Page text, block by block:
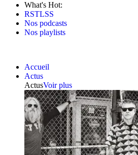
What's Hot:
RSTLSS
Nos podcasts
Nos playlists
Accueil
Actus
ActusVoir plus